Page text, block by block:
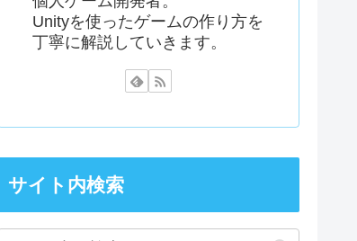
Unityを使ったゲームの作り方を
丁寧に解説していきます。
サイト内検索